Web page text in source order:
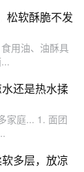
松软酥脆不发
用油、油酥具
还是热水揉
家庭... 1. 面团
多层，放凉